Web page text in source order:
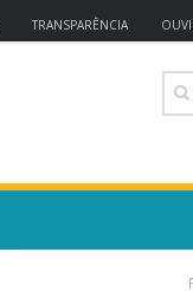
TRANSPARÊNCIA